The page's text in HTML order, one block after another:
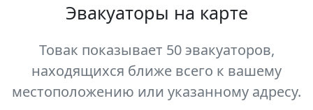
Эвакуаторы на карте
Товак показывает 50 эвакуаторов,
находящихся ближе всего к вашему
местоположению или указанному адресу.